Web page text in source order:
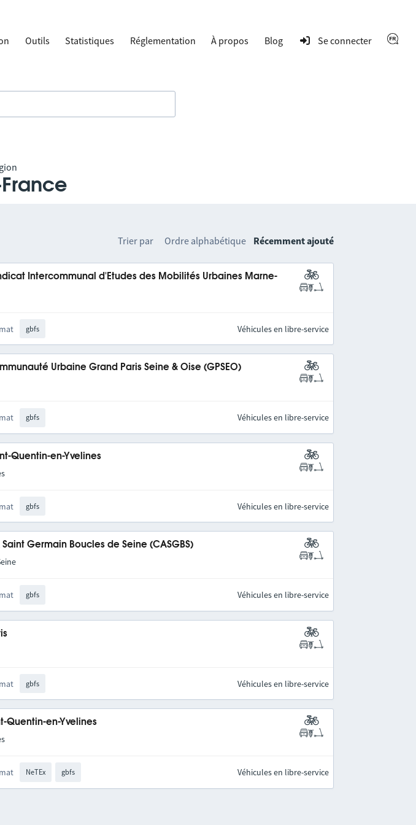
Outils Statistiques Réglementation À propos Blog Se connecter
France
Trier par Ordre alphabétique Récemment ajouté
Intercommunal d'Etudes des Mobilités Urbaines Marne-
gbfs Véhicules en libre-service
Urbaine Grand Paris Seine & Oise (GPSEO)
gbfs Véhicules en libre-service
Quentin-en-Yvelines
gbfs Véhicules en libre-service
Germain Boucles de Seine (CASGBS)
gbfs Véhicules en libre-service
gbfs Véhicules en libre-service
Quentin-en-Yvelines
NeTEx gbfs Véhicules en libre-service